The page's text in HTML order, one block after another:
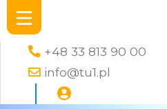
+48 33 813 90 00
info@tu1.pl